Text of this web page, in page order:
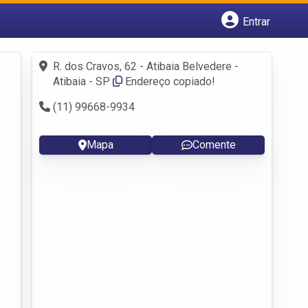
Entrar
Fazer login
Criar conta
R. dos Cravos, 62 - Atibaia Belvedere -
Atibaia - SP
Endereço copiado!
(11) 99668-9934
Mapa Comente